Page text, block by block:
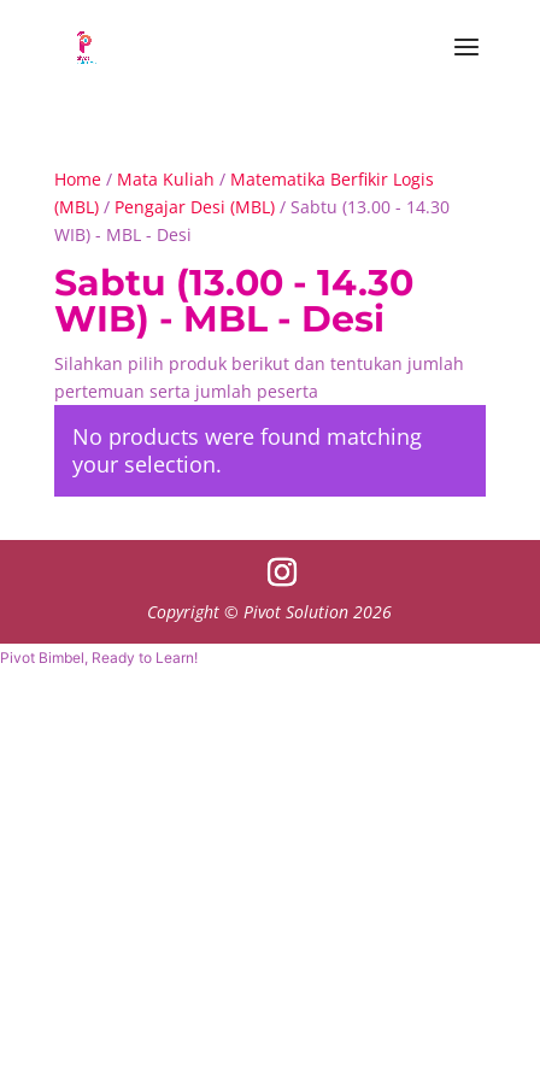
Home/ Mata Kuliah / Matematika Berfikir Logis
(MBL)/ Pengajar Desi (MBL)/ Sabtu (13.00 - 14.30
WIB) - MBL - Desi
Sabtu (13.00 - 14.30
WIB) - MBL - Desi
Silahkan pilih produk berikut dan tentukan jumlah
pertemuan serta jumlah peserta
No products were found matching
your selection.
Copyright © Pivot Solution 2026
Pivot Bimbel, Ready to Learn!